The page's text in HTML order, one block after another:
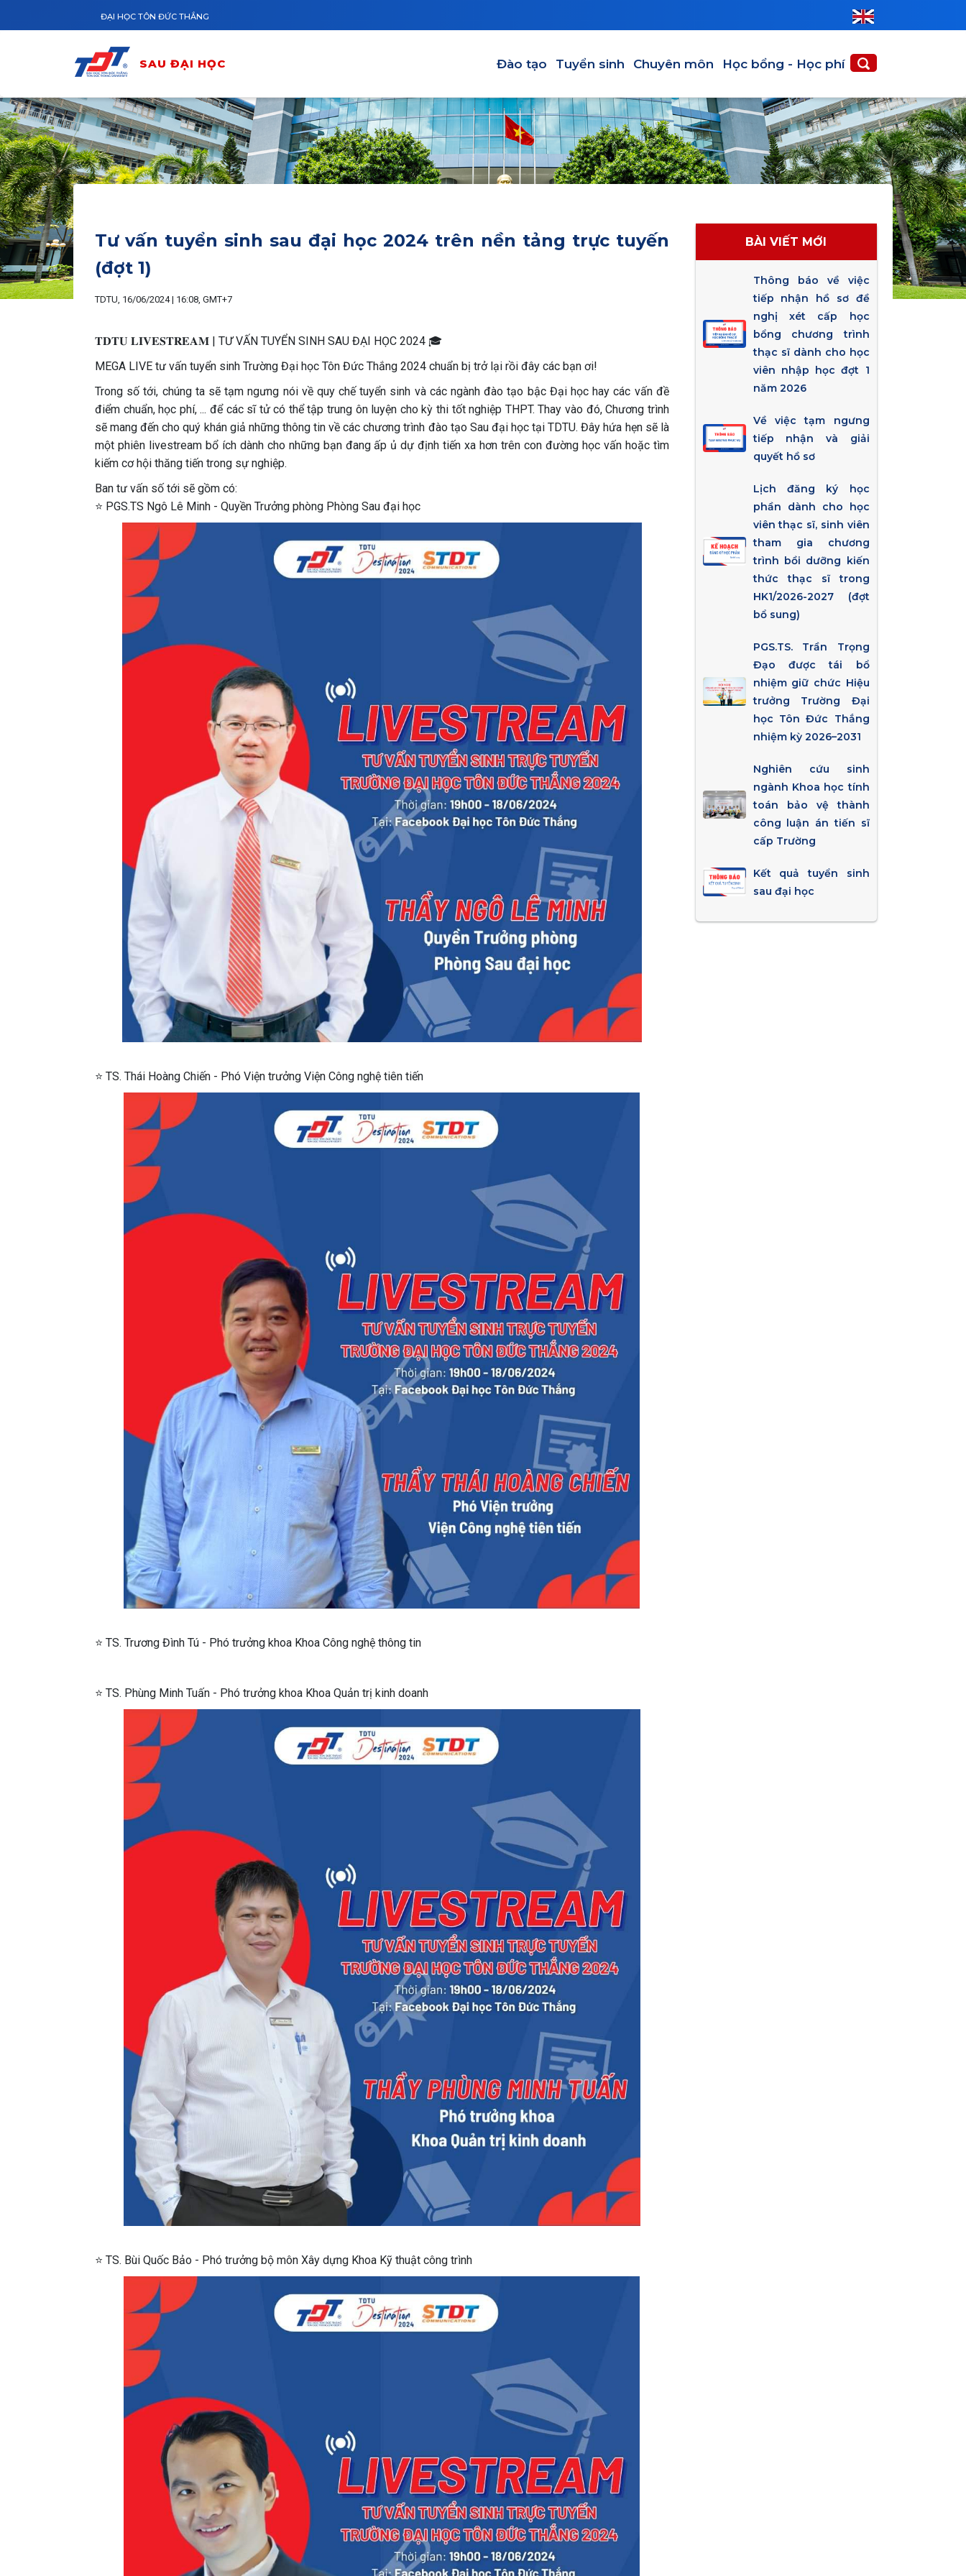
ĐẠI HỌC TÔN ĐỨC THẮNG
SAU ĐẠI HỌC Đào tạo Tuyển sinh Chuyên môn Học bổng - Học phí
Tư vấn tuyển sinh sau đại học 2024 trên nền tảng trực tuyến
(đợt 1)
TDTU, 16/06/2024 | 16:08, GMT+7
𝐓𝐃𝐓𝐔 𝐋𝐈𝐕𝐄𝐒𝐓𝐑𝐄𝐀𝐌 | TƯ VẤN TUYỂN SINH SAU ĐẠI HỌC 2024 🎓
MEGA LIVE tư vấn tuyển sinh Trường Đại học Tôn Đức Thắng 2024 chuẩn bị trở lại rồi đây các bạn ơi!
Trong số tới, chúng ta sẽ tạm ngưng nói về quy chế tuyển sinh và các ngành đào tạo bậc Đại học hay các vấn đề
điểm chuẩn, học phí, ... để các sĩ tử có thể tập trung ôn luyện cho kỳ thi tốt nghiệp THPT. Thay vào đó, Chương trình
sẽ mang đến cho quý khán giả những thông tin về các chương trình đào tạo Sau đại học tại TDTU. Đây hứa hẹn sẽ là
một phiên livestream bổ ích dành cho những bạn đang ấp ủ dự định tiến xa hơn trên con đường học vấn hoặc tìm
kiếm cơ hội thăng tiến trong sự nghiệp.
Ban tư vấn số tới sẽ gồm có:
⭐ PGS.TS Ngô Lê Minh - Quyền Trưởng phòng Phòng Sau đại học
⭐ TS. Thái Hoàng Chiến - Phó Viện trưởng Viện Công nghệ tiên tiến
⭐ TS. Trương Đình Tú - Phó trưởng khoa Khoa Công nghệ thông tin
⭐ TS. Phùng Minh Tuấn - Phó trưởng khoa Khoa Quản trị kinh doanh
⭐ TS. Bùi Quốc Bảo - Phó trưởng bộ môn Xây dựng Khoa Kỹ thuật công trình
BÀI VIẾT MỚI
Thông báo về việc
tiếp nhận hồ sơ đề
nghị xét cấp học
bổng chương trình
thạc sĩ dành cho học
viên nhập học đợt 1
năm 2026
Về việc tạm ngưng
tiếp nhận và giải
quyết hồ sơ
Lịch đăng ký học
phần dành cho học
viên thạc sĩ, sinh viên
tham gia chương
trình bồi dưỡng kiến
thức thạc sĩ trong
HK1/2026-2027 (đợt
bổ sung)
PGS.TS. Trần Trọng
Đạo được tái bổ
nhiệm giữ chức Hiệu
trưởng Trường Đại
học Tôn Đức Thắng
nhiệm kỳ 2026–2031
Nghiên cứu sinh
ngành Khoa học tính
toán bảo vệ thành
công luận án tiến sĩ
cấp Trường
Kết quả tuyển sinh
sau đại học